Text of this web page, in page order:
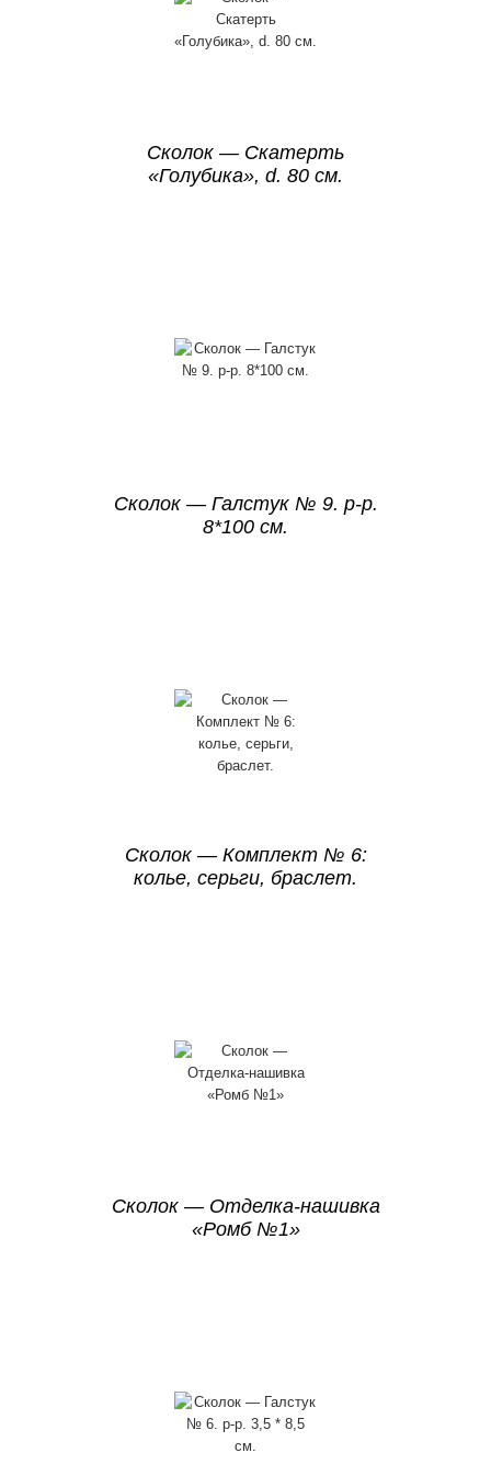
Сколок — Cкатерть
«Голубика», d. 80 см.
Сколок — Галстук № 9. р-р.
8*100 см.
Сколок — Комплект № 6:
колье, серьги, браслет.
Сколок — Отделка-нашивка
«Ромб №1»